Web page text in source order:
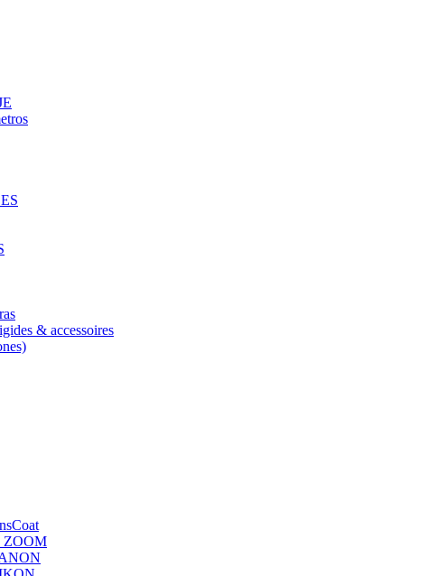
& accessoires
ZOOM